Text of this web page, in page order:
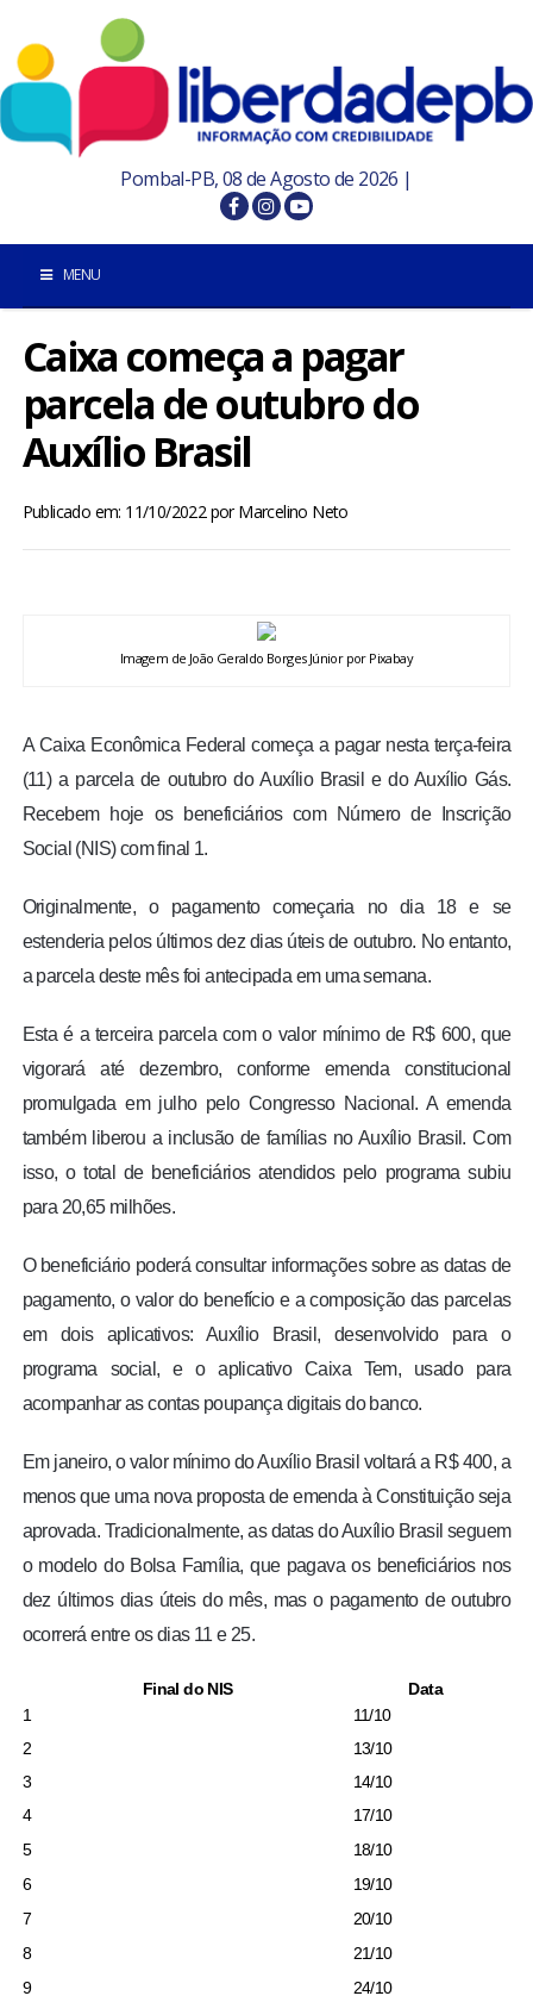
Pombal-PB, 08 de Agosto de 2026 |
MENU
INÍCIO
POMBAL E REGIÃO
BRASIL
ENTRETENIMENTO
ENQUETE
FOTOS
COLUNISTAS
Caixa começa a pagar
parcela de outubro do
Auxílio Brasil
Publicado em: 11/10/2022porMarcelino Neto
Imagem de João Geraldo Borges Júnior por Pixabay
A Caixa Econômica Federal começa a pagar nesta terça-feira
(11) a parcela de outubro do Auxílio Brasil e do Auxílio Gás.
Recebem hoje os beneficiários com Número de Inscrição
Social (NIS) com final 1.
Originalmente, o pagamento começaria no dia 18 e se
estenderia pelos últimos dez dias úteis de outubro. No entanto,
a parcela deste mês foi antecipada em uma semana.
Esta é a terceira parcela com o valor mínimo de R$ 600, que
vigorará até dezembro, conforme emenda constitucional
promulgada em julho pelo Congresso Nacional. A emenda
também liberou a inclusão de famílias no Auxílio Brasil. Com
isso, o total de beneficiários atendidos pelo programa subiu
para 20,65 milhões.
O beneficiário poderá consultar informações sobre as datas de
pagamento, o valor do benefício e a composição das parcelas
em dois aplicativos: Auxílio Brasil, desenvolvido para o
programa social, e o aplicativo Caixa Tem, usado para
acompanhar as contas poupança digitais do banco.
Em janeiro, o valor mínimo do Auxílio Brasil voltará a R$ 400, a
menos que uma nova proposta de emenda à Constituição seja
aprovada. Tradicionalmente, as datas do Auxílio Brasil seguem
o modelo do Bolsa Família, que pagava os beneficiários nos
dez últimos dias úteis do mês, mas o pagamento de outubro
ocorrerá entre os dias 11 e 25.
Final do NIS
Data
1
11/10
2
13/10
3
14/10
4
17/10
5
18/10
6
19/10
7
20/10
8
21/10
9
24/10